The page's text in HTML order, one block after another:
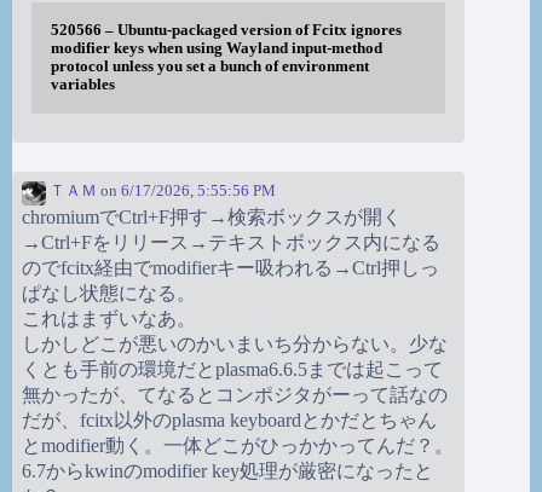
520566 – Ubuntu-packaged version of Fcitx ignores
modifier keys when using Wayland input-method
protocol unless you set a bunch of environment
variables
ＴＡＭ on 6/17/2026, 5:55:56 PM
chromiumでCtrl+F押す→検索ボックスが開く
→Ctrl+Fをリリース→テキストボックス内になる
のでfcitx経由でmodifierキー吸われる→Ctrl押しっ
ぱなし状態になる。
これはまずいなあ。
しかしどこが悪いのかいまいち分からない。少な
くとも手前の環境だとplasma6.6.5までは起こって
無かったが、てなるとコンポジタがーって話なの
だが、fcitx以外のplasma keyboardとかだとちゃん
とmodifier動く。一体どこがひっかかってんだ？。
6.7からkwinのmodifier key処理が厳密になったと